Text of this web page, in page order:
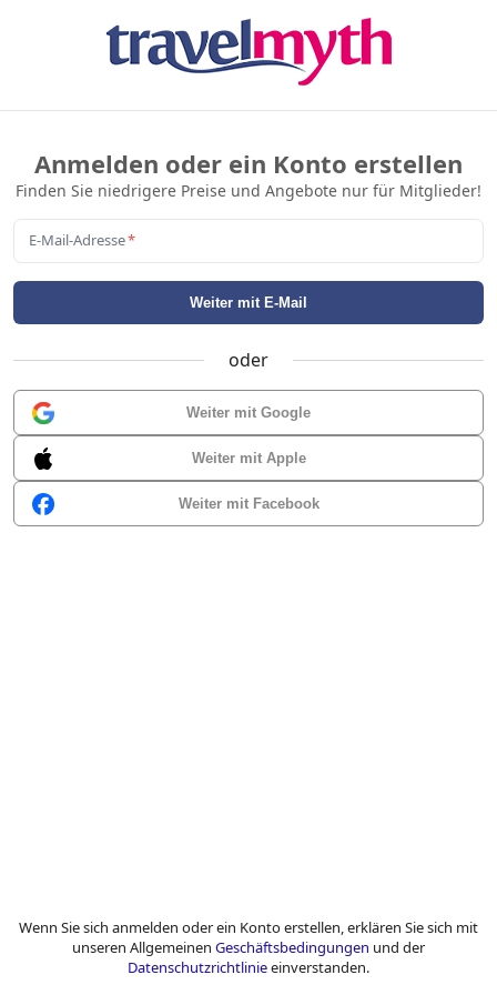
Anmelden oder ein Konto erstellen
Finden Sie niedrigere Preise und Angebote nur für Mitglieder!
E-Mail-Adresse*
Weiter mit E-Mail
oder
Weiter mit Google
Weiter mit Apple
Weiter mit Facebook
Wenn Sie sich anmelden oder ein Konto erstellen, erklären Sie sich mit
unseren Allgemeinen Geschäftsbedingungen und der
Datenschutzrichtlinieeinverstanden.